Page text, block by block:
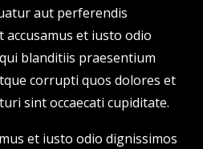
aut perferendis
accusamus et iusto odio
blanditiis praesentium
corrupti quos dolores et
sint occaecati cupiditate.
et iusto odio dignissimos